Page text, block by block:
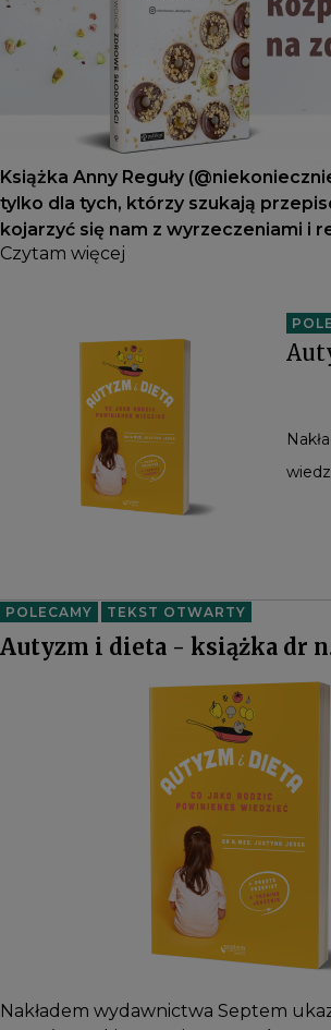
Książka Anny Reguły
tylko dla tych, którzy szukają
kojarzyć się nam z wyrzeczeniami i
Czytam więcej
POLECAMY TEKST OTWARTY
Autyzm i dieta - książka dr
Nakładem wydawnictwa Septem